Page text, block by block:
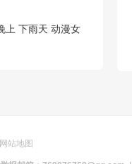
上 下雨天 动漫女
网站地图